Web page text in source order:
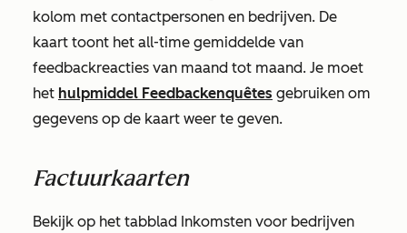
kolom met contactpersonen en bedrijven. De
kaart toont het all-time gemiddelde van
feedbackreacties van maand tot maand. Je moet
het hulpmiddel Feedbackenquêtes gebruiken om
gegevens op de kaart weer te geven.
Factuurkaarten
Bekijk op het tabblad Inkomsten voor bedrijven